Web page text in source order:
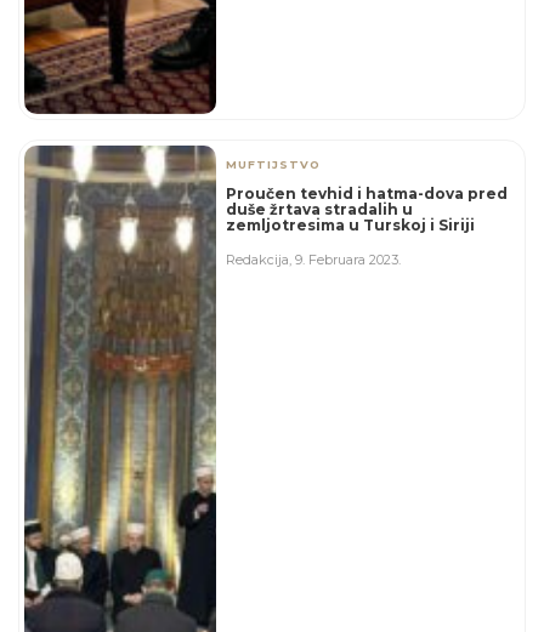
MUFTIJSTVO
Proučen tevhid i hatma-dova pred
duše žrtava stradalih u
zemljotresima u Turskoj i Siriji
Redakcija,9. Februara 2023.